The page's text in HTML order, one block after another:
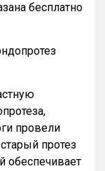
бесплатно
провели
протез
обеспечивает